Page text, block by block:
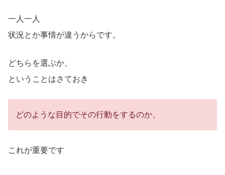
一人一人
状況とか事情が違うからです。
どちらを選ぶか、
ということはさておき
どのような目的でその行動をするのか、
これが重要です